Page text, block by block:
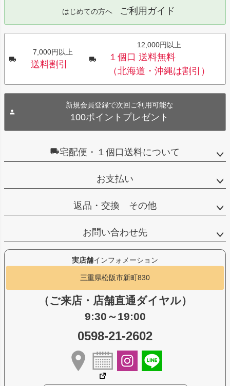
はじめての方へ ご利用ガイド
7,000円以上
送料割引
12,000円以上
１個口 送料無料
（北海道・沖縄は割引）
新規会員登録で次回ご利用可能な
100ポイントプレゼント
宅配便・１個口送料について
お支払い
返品・交換 その他
お問い合わせ先
実店舗インフォメーション
三重県松阪市新町830
（ご来店・店舗直通ダイヤル）
9:30～19:00
0598-21-2602